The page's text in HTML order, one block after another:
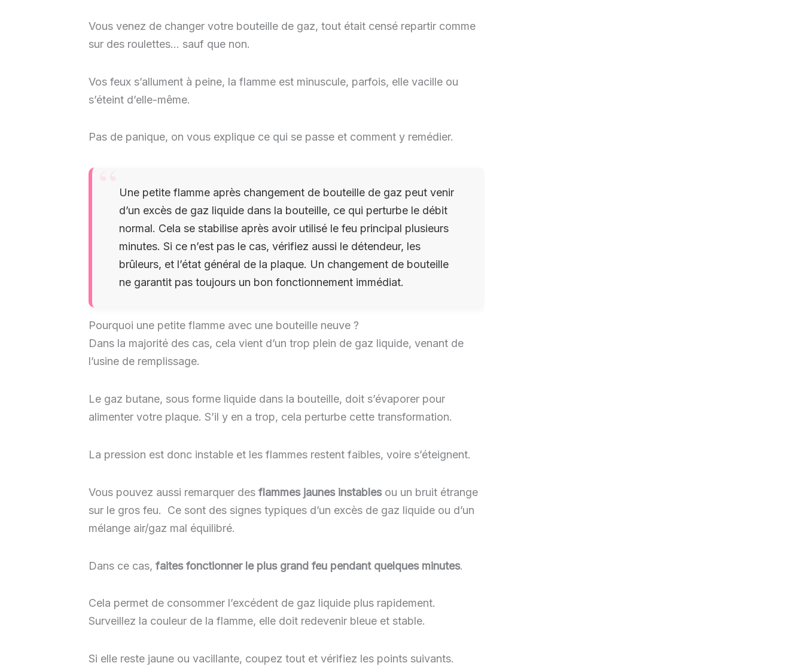
Vous venez de changer votre bouteille de gaz, tout était censé repartir comme
sur des roulettes… sauf que non.
Vos feux s’allument à peine, la flamme est minuscule, parfois, elle vacille ou
s’éteint d’elle-même.
Pas de panique, on vous explique ce qui se passe et comment y remédier.
Une petite flamme après changement de bouteille de gaz peut venir
d’un excès de gaz liquide dans la bouteille, ce qui perturbe le débit
normal. Cela se stabilise après avoir utilisé le feu principal plusieurs
minutes. Si ce n’est pas le cas, vérifiez aussi le détendeur, les
brûleurs, et l’état général de la plaque. Un changement de bouteille
ne garantit pas toujours un bon fonctionnement immédiat.
Pourquoi une petite flamme avec une bouteille neuve ?
Dans la majorité des cas, cela vient d’un trop plein de gaz liquide, venant de
l’usine de remplissage.
Le gaz butane, sous forme liquide dans la bouteille, doit s’évaporer pour
alimenter votre plaque. S’il y en a trop, cela perturbe cette transformation.
La pression est donc instable et les flammes restent faibles, voire s’éteignent.
Vous pouvez aussi remarquer desflammes jaunes instablesou un bruit étrange
sur le gros feu. Ce sont des signes typiques d’un excès de gaz liquide ou d’un
mélange air/gaz mal équilibré.
Dans ce cas, faites fonctionner le plus grand feu pendant quelques minutes.
Cela permet de consommer l’excédent de gaz liquide plus rapidement.
Surveillez la couleur de la flamme, elle doit redevenir bleue et stable.
Si elle reste jaune ou vacillante, coupez tout et vérifiez les points suivants.